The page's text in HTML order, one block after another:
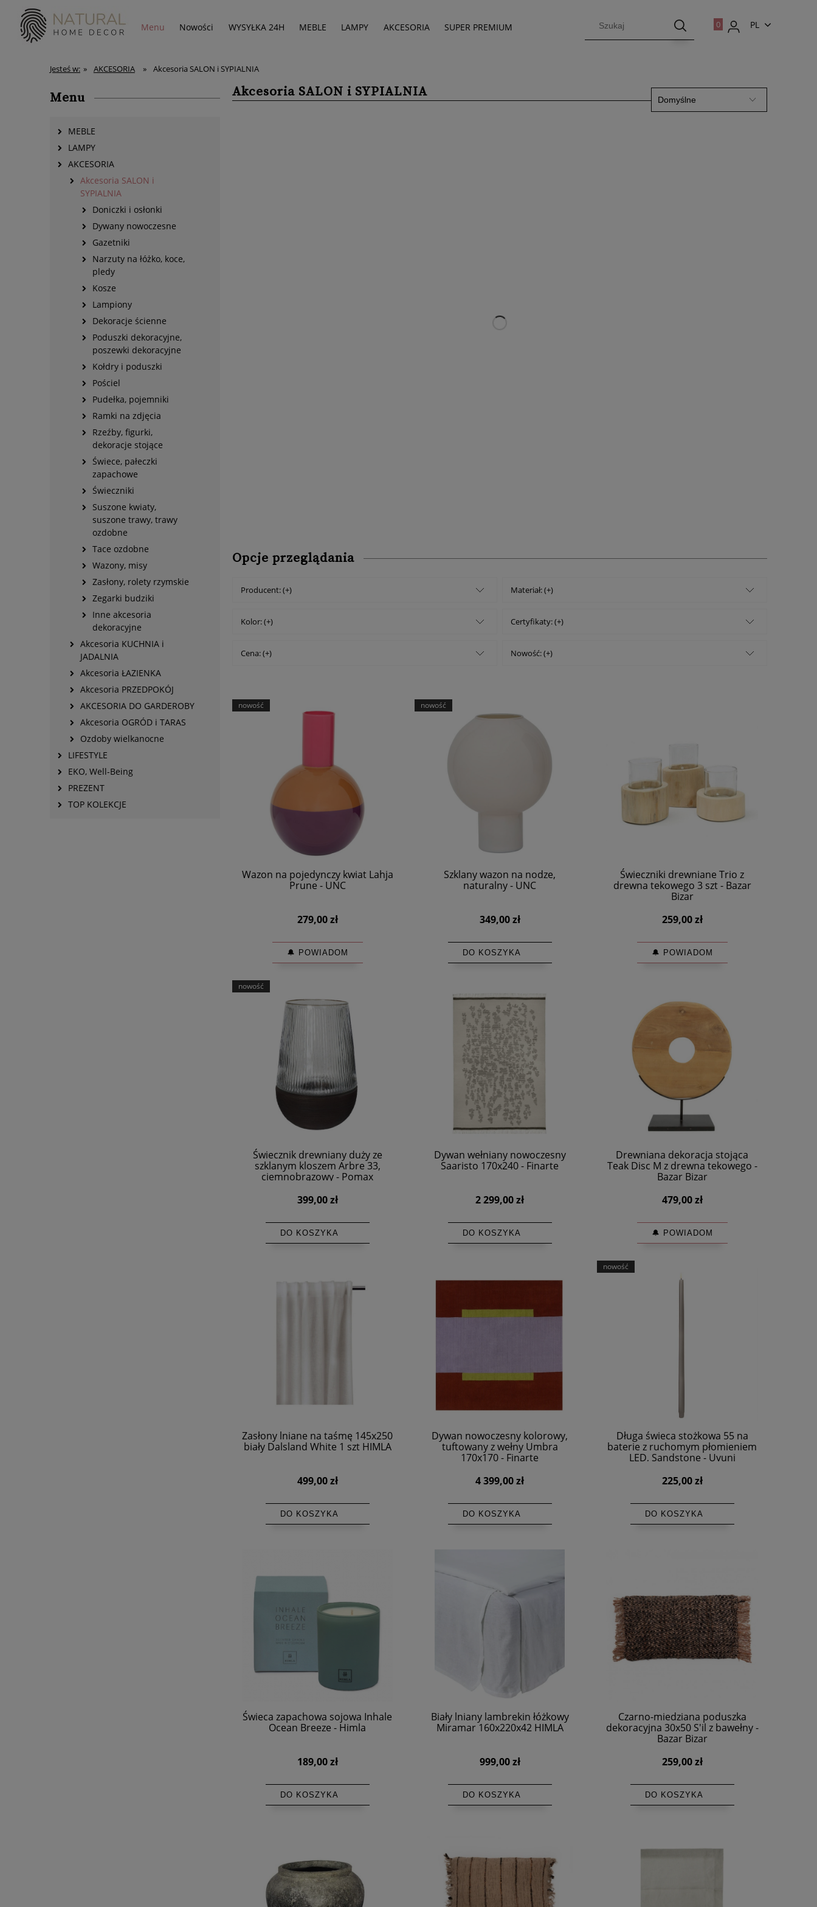
Menu Nowości WYSYŁKA 24H MEBLE LAMPY AKCESORIA SUPER PREMIUM
PL
Jesteś w: » AKCESORIA » Akcesoria SALON i SYPIALNIA
Menu
MEBLE
LAMPY
AKCESORIA
Akcesoria SALON i
SYPIALNIA
Doniczki i osłonki
Dywany nowoczesne
Gazetniki
Narzuty na łóżko, koce,
pledy
Kosze
Lampiony
Dekoracje ścienne
Poduszki dekoracyjne,
poszewki dekoracyjne
Kołdry i poduszki
Pościel
Pudełka, pojemniki
Ramki na zdjęcia
Rzeźby, figurki,
dekoracje stojące
Świece, pałeczki
zapachowe
Świeczniki
Suszone kwiaty,
suszone trawy, trawy
ozdobne
Tace ozdobne
Wazony, misy
Zasłony, rolety rzymskie
Zegarki budziki
Inne akcesoria
dekoracyjne
Akcesoria KUCHNIA i
JADALNIA
Akcesoria ŁAZIENKA
Akcesoria PRZEDPOKÓJ
AKCESORIA DO GARDEROBY
Akcesoria OGRÓD i TARAS
Ozdoby wielkanocne
LIFESTYLE
EKO, Well-Being
PREZENT
TOP KOLEKCJE
Akcesoria SALON i SYPIALNIA
Opcje przeglądania
Producent: (+) Materiał: (+)
Kolor: (+) Certyfikaty: (+)
Cena: (+) Nowość: (+)
Wazon na pojedynczy kwiat Lahja
Prune - UNC
279,00 zł
🔔 POWIADOM
nowość
Szklany wazon na nodze,
naturalny - UNC
349,00 zł
DO KOSZYKA
nowość
Świeczniki drewniane Trio z
drewna tekowego 3 szt - Bazar
Bizar
259,00 zł
🔔 POWIADOM
Świecznik drewniany duży ze
szklanym kloszem Arbre 33,
ciemnobrązowy - Pomax
399,00 zł
DO KOSZYKA
nowość
Dywan wełniany nowoczesny
Saaristo 170x240 - Finarte
2 299,00 zł
DO KOSZYKA
Drewniana dekoracja stojąca
Teak Disc M z drewna tekowego -
Bazar Bizar
479,00 zł
🔔 POWIADOM
Zasłony lniane na taśmę 145x250
biały Dalsland White 1 szt HIMLA
499,00 zł
DO KOSZYKA
Dywan nowoczesny kolorowy,
tuftowany z wełny Umbra
170x170 - Finarte
4 399,00 zł
DO KOSZYKA
Długa świeca stożkowa 55 na
baterie z ruchomym płomieniem
LED, Sandstone - Uyuni
225,00 zł
DO KOSZYKA
nowość
Świeca zapachowa sojowa Inhale
Ocean Breeze - Himla
189,00 zł
DO KOSZYKA
Biały lniany lambrekin łóżkowy
Miramar 160x220x42 HIMLA
999,00 zł
DO KOSZYKA
Czarno-miedziana poduszka
dekoracyjna 30x50 S'il z bawełny -
Bazar Bizar
259,00 zł
DO KOSZYKA